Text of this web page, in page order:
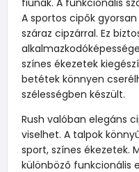
A sportos cipők
száraz cipzárral. Ez
színes ékezetek
betétek könnyen
szélességben készült.
Rush valóban elegáns
viselhet. A talpok
sport, színes ékezetek.
különböző funkcionális